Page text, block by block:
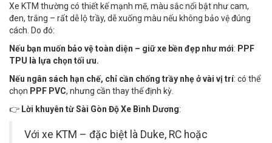
Xe KTM thường có thiết kế mạnh mẽ, màu sắc nổi bật như cam,
đen, trắng – rất dễ lộ trầy, dễ xuống màu nếu không bảo vệ đúng
cách. Do đó:
Nếu bạn muốn bảo vệ toàn diện – giữ xe bền đẹp như mới: PPF
TPU là lựa chọn tối ưu.
Nếu ngân sách hạn chế, chỉ cần chống trầy nhẹ ở vài vị trí: có thể
chọn PPF PVC, nhưng cần thay thế định kỳ.
👉 Lời khuyên từ Sài Gòn Độ Xe Bình Dương:
Với xe KTM – đặc biệt là Duke, RC hoặc